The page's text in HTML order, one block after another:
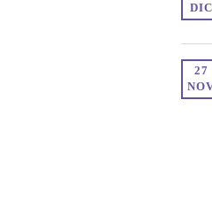
DIC
27